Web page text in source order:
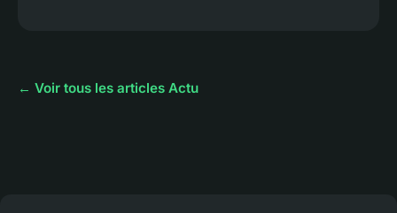
← Voir tous les articles Actu